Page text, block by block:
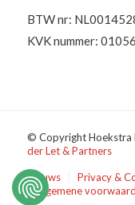
BTW nr:
KVK nummer:
© Copyright Hoekstra
der Let & Partners
Nieuws Privacy &
Algemene